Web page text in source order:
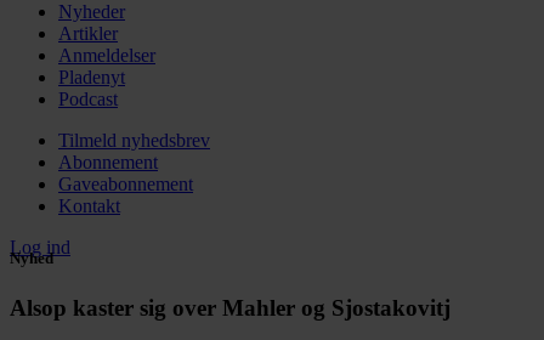
Nyheder
Artikler
Anmeldelser
Pladenyt
Podcast
Tilmeld nyhedsbrev
Abonnement
Gaveabonnement
Kontakt
Log ind
Nyhed
Alsop kaster sig over Mahler og Sjostakovitj